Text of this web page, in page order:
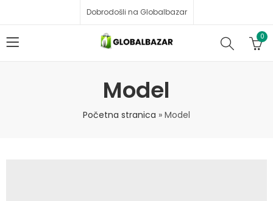
Dobrodošli na Globalbazar
0
Model
Početna stranica » Model